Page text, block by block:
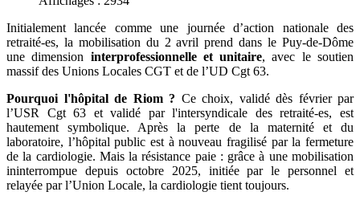
Initialement lancée comme une journée d’action nationale des
retraité-es, la mobilisation du 2 avril prend dans le Puy-de-Dôme
une dimension interprofessionnelle et unitaire, avec le soutien
massif des Unions Locales CGT et de l’UD Cgt 63.
Pourquoi l'hôpital de Riom ? Ce choix, validé dès février par
l’USR Cgt 63 et validé par l'intersyndicale des retraité-es, est
hautement symbolique. Après la perte de la maternité et du
laboratoire, l’hôpital public est à nouveau fragilisé par la fermeture
de la cardiologie. Mais la résistance paie : grâce à une mobilisation
ininterrompue depuis octobre 2025, initiée par le personnel et
relayée par l’Union Locale, la cardiologie tient toujours.